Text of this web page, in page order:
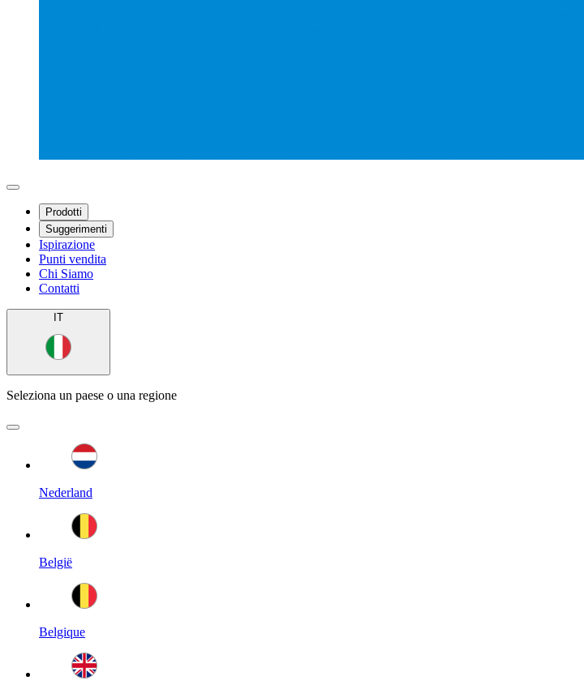
Prodotti
Suggerimenti
Ispirazione
Punti vendita
Chi Siamo
Contatti
IT
Seleziona un paese o una regione
Nederland
België
Belgique